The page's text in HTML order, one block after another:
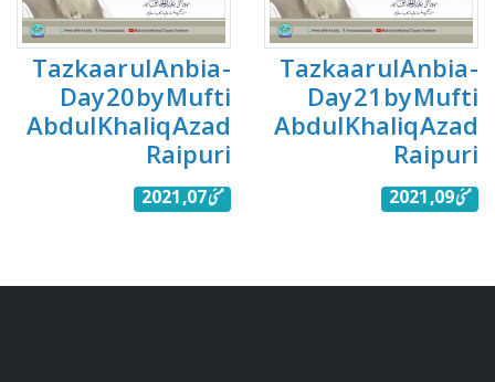
Tazkaar ul Anbia -
Day 21 by Mufti
Abdul Khaliq Azad
Raipuri
مئی 09, 2021
Tazkaar ul Anbia -
Day 20 by Mufti
Abdul Khaliq Azad
Raipuri
مئی 07, 2021